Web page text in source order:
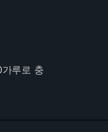
루로 충